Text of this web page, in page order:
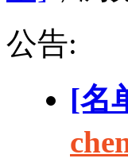
公告:
[名